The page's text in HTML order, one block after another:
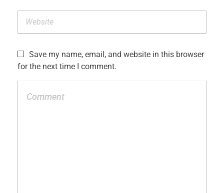
Save my name, email, and website in this browser
for the next time I comment.